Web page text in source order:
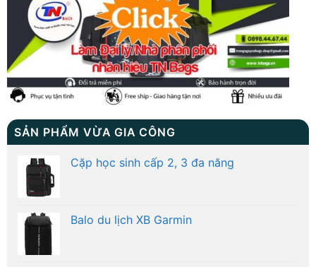
SẢN PHẨM VỪA GIA CÔNG
Cặp học sinh cấp 2, 3 đa năng
Balo du lịch XB Garmin